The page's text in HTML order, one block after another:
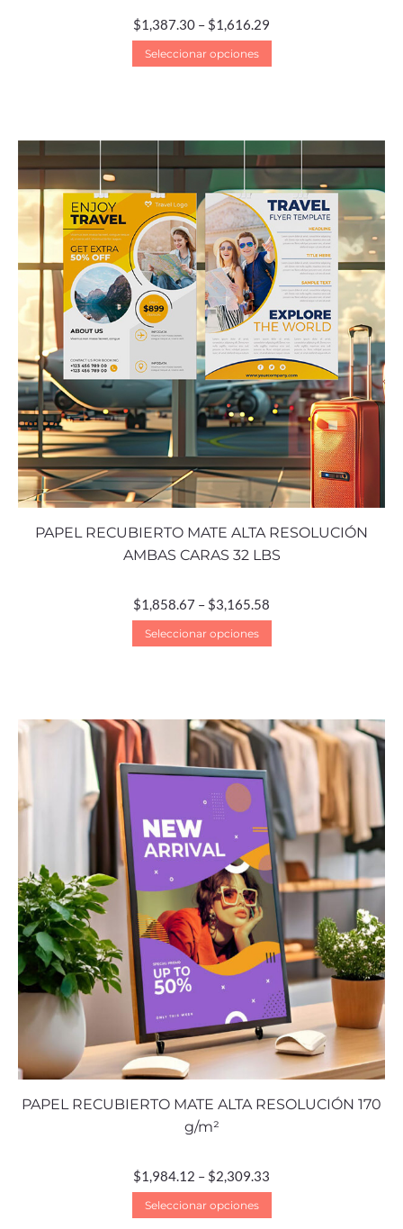
$1,387.30 – $1,616.29
Seleccionar opciones
PAPEL RECUBIERTO MATE ALTA RESOLUCIÓN
AMBAS CARAS 32 LBS
$1,858.67 – $3,165.58
Seleccionar opciones
PAPEL RECUBIERTO MATE ALTA RESOLUCIÓN 170
g/m²
$1,984.12 – $2,309.33
Seleccionar opciones